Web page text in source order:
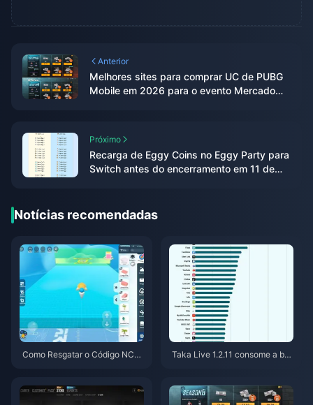
Anterior
Melhores sites para comprar UC de PUBG
Mobile em 2026 para o evento Mercado
Próximo
Recarga de Eggy Coins no Eggy Party para
Switch antes do encerramento em 11 de
Notícias recomendadas
Como Resgatar o Código NCR
Taka Live 1.2.11 consome a bat
as e soluções